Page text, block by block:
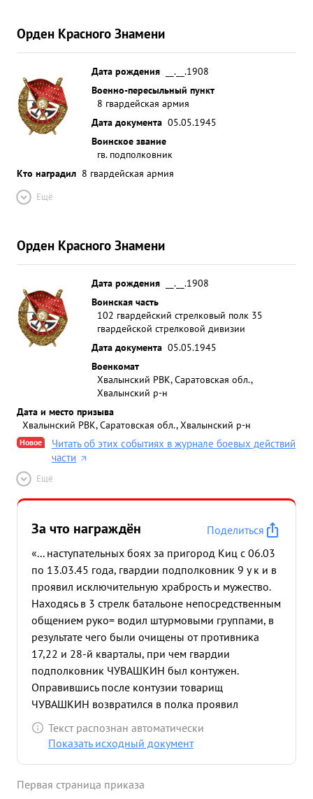
Орден Красного Знамени
Дата рождения
__.__.1908
Военно-пересыльный пункт
8 гвардейская армия
Дата документа 05.05.1945
Воинское звание
гв. подполковник
Кто наградил 8 гвардейская армия
Ещё
Орден Красного Знамени
Дата рождения
__.__.1908
Воинская часть
102 гвардейский стрелковый полк 35
гвардейской стрелковой дивизии
Дата документа 05.05.1945
Военкомат
Хвалынский РВК, Саратовская обл.,
Хвалынский р-н
Дата и место призыва
Хвалынский РВК, Саратовская обл., Хвалынский р-н
Новое
Читать об этих событиях в журнале боевых действий
части
Ещё
За что награждён
Поделиться
«... наступательных боях за пригород Киц с 06.03
по 13.03.45 года, гвардии подполковник 9 у к и в
проявил исключительную храбрость и мужество.
Находясь в 3 стрелк батальоне непосредственным
общением руко= водил штурмовыми группами, в
результате чего были очищены от противника
17,22 и 28-й кварталы, при чем гвардии
подполковник ЧУВАШКИН был контужен.
Оправившись после контузии товарищ
ЧУВАШКИН возвратился в полка проявил
исключительную энергию и настойчивость в боях
по ликвидации Кюстринск евской группировки
штурмом лесопильного завода и стыка шоссе с
Текст распознан автоматически
Показать исходный документ
Первая страница приказа